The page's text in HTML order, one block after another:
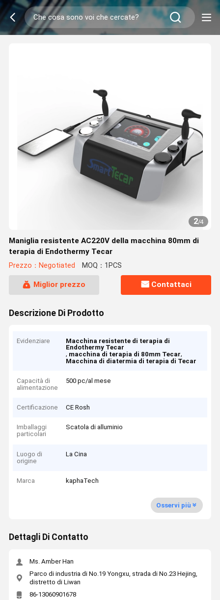
2/4
Maniglia resistente AC220V della macchina 80mm di
terapia di Endothermy Tecar
Prezzo：Negotiated MOQ：1PCS
Miglior prezzo Contattaci
Descrizione Di Prodotto
Evidenziare
Macchina resistente di terapia di
Endothermy Tecar
, macchina di terapia di 80mm Tecar,
Macchina di diatermia di terapia di Tecar
Capacità di
alimentazione
500 pc/al mese
Certificazione CE Rosh
Imballaggi
particolari
Scatola di alluminio
Luogo di
origine
La Cina
Marca kaphaTech
Osservi più
Dettagli Di Contatto
Ms. Amber Han
Parco di industria di No.19 Yongxu, strada di No.23 Hejing,
distretto di Liwan
86-13060901678